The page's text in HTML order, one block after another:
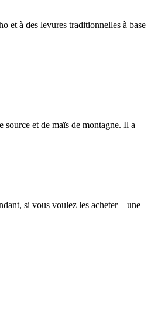
et à des levures traditionnelles à base
source et de maïs de montagne. Il a
si vous voulez les acheter – une